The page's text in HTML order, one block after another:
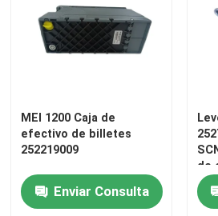
MEI 1200 Caja de
efectivo de billetes
252219009
Enviar Consulta
de
de